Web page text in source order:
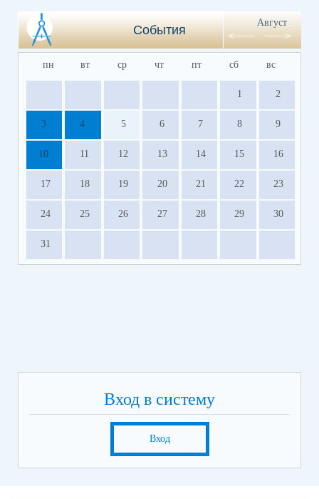
События
Август
пн вт ср чт пт сб вс
1 2
3 4 5 6 7 8 9
10 11 12 13 14 15 16
17 18 19 20 21 22 23
24 25 26 27 28 29 30
31
Вход в систему
Вход